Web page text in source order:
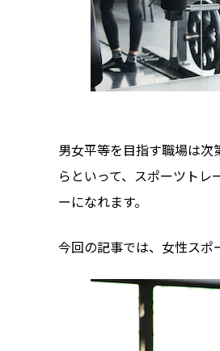
男女平等を目指す職場は
らといって、スポーツト
ーになれます。
今回の記事では、女性スポ